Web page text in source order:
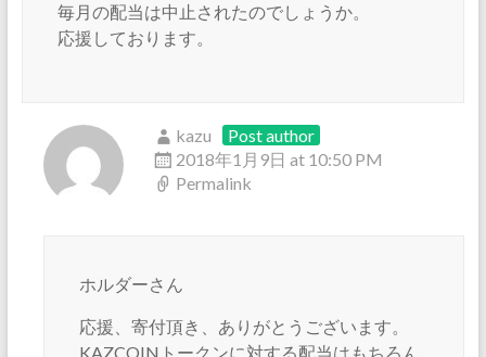
毎月の配当は中止されたのでしょうか。
応援しております。
kazu
Post author
2018年1月9日 at 10:50 PM
Permalink
ホルダーさん
応援、寄付頂き、ありがとうございます。
KAZCOINトークンに対する配当はもちろん